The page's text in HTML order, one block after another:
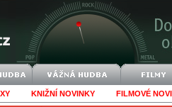
KNIŽNÍ NOVINKY FILMOVÉ